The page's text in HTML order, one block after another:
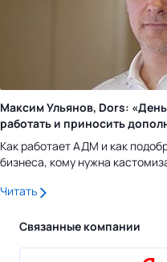
Максим Ульянов, Dors:
работать и приносить
Как работает АДМ и как
бизнеса, кому нужна
Читать
Связанные компании